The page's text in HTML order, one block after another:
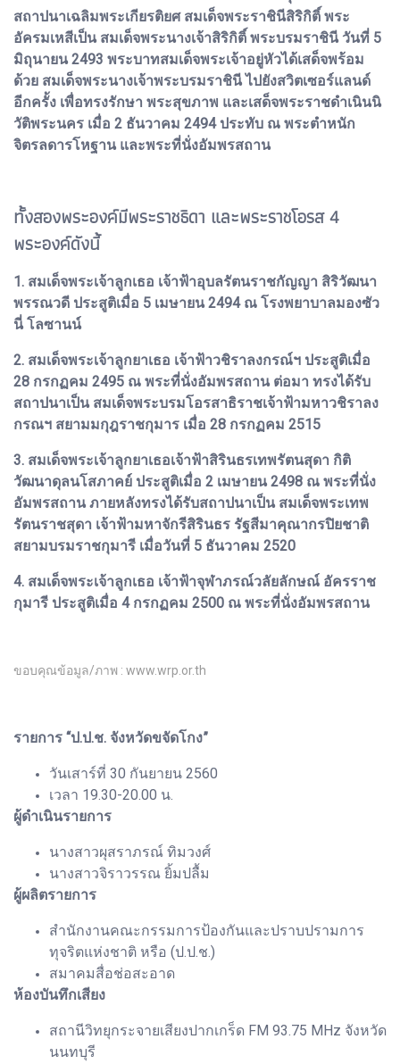
สถาปนาเฉลิมพระเกียรติยศ สมเด็จพระราชินีสิริกิติ์ พระ
อัครมเหสีเป็น สมเด็จพระนางเจ้าสิริกิติ์ พระบรมราชินี วันที่ 5
มิถุนายน 2493 พระบาทสมเด็จพระเจ้าอยู่หัวได้เสด็จพร้อม
ด้วย สมเด็จพระนางเจ้าพระบรมราชินี ไปยังสวิตเซอร์แลนด์
อีกครั้ง เพื่อทรงรักษา พระสุขภาพ และเสด็จพระราชดำเนินนิ
วัติพระนคร เมื่อ 2 ธันวาคม 2494 ประทับ ณ พระตำหนัก
จิตรลดารโหฐาน และพระที่นั่งอัมพรสถาน
ทั้งสองพระองค์มีพระราชธิดา และพระราชโอรส 4
พระองค์ดังนี้
1. สมเด็จพระเจ้าลูกเธอ เจ้าฟ้าอุบลรัตนราชกัญญา สิริวัฒนา
พรรณวดี ประสูติเมื่อ 5 เมษายน 2494 ณ โรงพยาบาลมองซัว
นี่ โลซานน์
2. สมเด็จพระเจ้าลูกยาเธอ เจ้าฟ้าวชิราลงกรณ์ฯ ประสูติเมื่อ
28 กรกฏคม 2495 ณ พระที่นั่งอัมพรสถาน ต่อมา ทรงได้รับ
สถาปนาเป็น สมเด็จพระบรมโอรสาธิราชเจ้าฟ้ามหาวชิราลง
กรณฯ สยามมกุฎราชกุมาร เมื่อ 28 กรกฏคม 2515
3. สมเด็จพระเจ้าลูกยาเธอเจ้าฟ้าสิรินธรเทพรัตนสุดา กิติ
วัฒนาดุลนโสภาคย์ ประสูติเมื่อ 2 เมษายน 2498 ณ พระที่นั่ง
อัมพรสถาน ภายหลังทรงได้รับสถาปนาเป็น สมเด็จพระเทพ
รัตนราชสุดา เจ้าฟ้ามหาจักรีสิรินธร รัฐสีมาคุณากรปิยชาติ
สยามบรมราชกุมารี เมื่อวันที่ 5 ธันวาคม 2520
4. สมเด็จพระเจ้าลูกเธอ เจ้าฟ้าจุฬาภรณ์วลัยลักษณ์ อัครราช
กุมารี ประสูติเมื่อ 4 กรกฏคม 2500 ณ พระที่นั่งอัมพรสถาน
ขอบคุณข้อมูล/ภาพ : www.wrp.or.th
รายการ “ป.ป.ช. จังหวัดขจัดโกง”
วันเสาร์ที่ 30 กันยายน 2560
เวลา 19.30-20.00 น.
ผู้ดำเนินรายการ
นางสาวผุสราภรณ์ ทิมวงศ์
นางสาวจิราวรรณ ยิ้มปลื้ม
ผู้ผลิตรายการ
สำนักงานคณะกรรมการป้องกันและปราบปรามการ
ทุจริตแห่งชาติ หรือ (ป.ป.ช.)
สมาคมสื่อช่อสะอาด
ห้องบันทึกเสียง
สถานีวิทยุกระจายเสียงปากเกร็ด FM 93.75 MHz จังหวัด
นนทบุรี